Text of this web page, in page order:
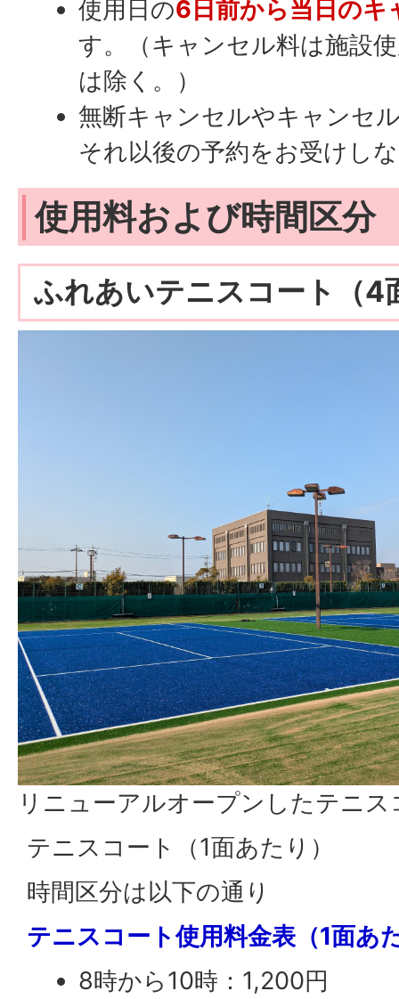
使用日の6日前から当日のキ
す。（キャンセル料は施設
は除く。）
無断キャンセルやキャンセ
それ以後の予約をお受けし
使用料および時間区分
ふれあいテニスコート（4
リニューアルオープンしたテニス
テニスコート（1面あたり）
時間区分は以下の通り
テニスコート使用料金表（1面あ
8時から10時：1,200円